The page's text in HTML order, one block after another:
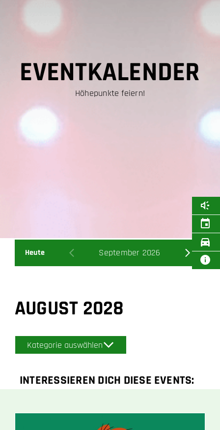
EVENTKALENDER
Höhepunkte feiern!
Heute September 2026
AUGUST 2028
Kategorie auswählen
INTERESSIEREN DICH DIESE EVENTS: